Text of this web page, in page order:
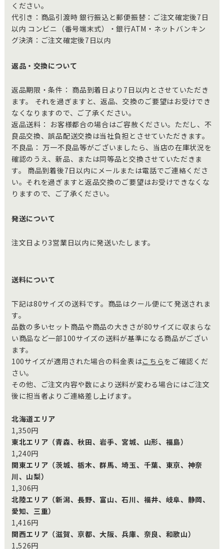
ください。
代引き：商品引渡時 銀行振込と郵便振替：ご注文確定後7日
以内 コンビニ（番号端末式）・銀行ATM・ネットバンキン
グ決済：ご注文確定後7日以内
返品・交換について
返品期限・条件： 商品到着日より7日以内とさせていただき
ます。 それを過ぎますと、返品、交換のご要望はお受けでき
なくなりますので、ご了承ください。
返品送料： お客様都合の場合はご容赦ください。ただし、不
良品交換、誤品配送交換は当社負担とさせていただきます。
不良品： 万一不良品等がございましたら、当店の在庫状況を
確認のうえ、新品、または同等品と交換させていただきま
す。 商品到着後7日以内にメールまたは電話でご連絡くださ
い。それを過ぎますと返品交換のご要望はお受けできなくな
りますので、ご了承ください。
発送について
注文日より3営業日以内に発送いたします。
送料について
下記は80サイズの送料です。商品はクール便にて発送されま
す。
品数の多いセット商品や商品の大きさが80サイズに収まらな
い商品など一部100サイズの送料が基準になる商品がござい
ます。
100サイズが適用された場合の料金表はこちらをご確認くだ
さい。
その他、ご注文内容や数により送料が変わる場合にはご注文
後に担当者よりご連絡差し上げます。
北海道エリア
1,350円
東北エリア（青森、秋田、岩手、宮城、山形、福島）
1,240円
関東エリア（茨城、栃木、群馬、埼玉、千葉、東京、神奈
川、山梨）
1,306円
北陸エリア（新潟、長野、富山、石川、福井、岐阜、静岡、
愛知、三重）
1,416円
関西エリア（滋賀、京都、大阪、兵庫、奈良、和歌山）
1,526円